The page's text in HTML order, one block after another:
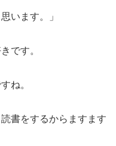
います。」
です。
ね。
書をするからますます